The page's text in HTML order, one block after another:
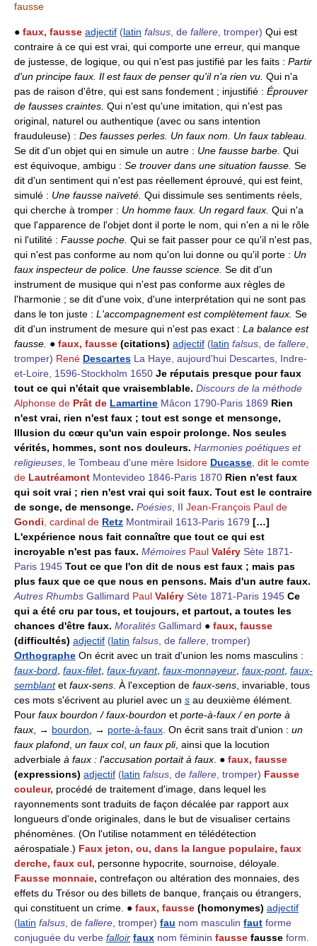
fausse
● faux, fausse adjectif (latin falsus , de fallere , tromper) Qui est
contraire à ce qui est vrai, qui comporte une erreur, qui manque
de justesse, de logique, ou qui n'est pas justifié par les faits : Partir
d'un principe faux. Il est faux de penser qu'il n'a rien vu. Qui n'a
pas de raison d'être, qui est sans fondement ; injustifié : Éprouver
de fausses craintes. Qui n'est qu'une imitation, qui n'est pas
original, naturel ou authentique (avec ou sans intention
frauduleuse) : Des fausses perles. Un faux nom.
Un faux tableau.
Se dit d'un objet qui en simule un autre : Une fausse barbe. Qui
est équivoque, ambigu : Se trouver dans une situation fausse. Se
dit d'un sentiment qui n'est pas réellement éprouvé, qui est feint,
simulé : Une fausse naïveté. Qui dissimule ses sentiments réels,
qui cherche à tromper : Un homme faux. Un regard faux. Qui n'a
que l'apparence de l'objet dont il porte le nom, qui n'en a ni le rôle
ni l'utilité : Fausse poche. Qui se fait passer pour ce qu'il n'est pas,
qui n'est pas conforme au nom qu'on lui donne ou qu'il porte : Un
faux inspecteur de police. Une fausse science. Se dit d'un
instrument de musique qui n'est pas conforme aux règles de
l'harmonie ; se dit d'une voix, d'une interprétation qui ne sont pas
dans le ton juste : L'accompagnement est complètement faux. Se
dit d'un instrument de mesure qui n'est pas exact : La balance est
fausse. ● faux, fausse (citations) adjectif (latin falsus , de fallere
tromper) René Descartes La Haye, aujourd'hui Descartes, Indre-
et-Loire, 1596-Stockholm 1650 Je réputais presque pour faux
tout ce qui n'était que vraisemblable. Discours de la méthode
Alphonse de Prât de Lamartine Mâcon 1790-Paris 1869 Rien
n'est vrai, rien n'est faux ; tout est songe et mensonge,
Illusion du cœur qu'un vain espoir prolonge. Nos seules
vérités, hommes, sont nos douleurs. Harmonies poétiques et
religieuses , le Tombeau d'une mère Isidore Ducasse , dit le comte
de Lautréamont Montevideo 1846-Paris 1870 Rien n'est faux
qui soit vrai ; rien n'est vrai qui soit faux. Tout est le contraire
de songe, de mensonge. Poésies , II Jean-François Paul de
Gondi , cardinal de Retz Montmirail 1613-Paris 1679 […]
L'expérience nous fait connaître que tout ce qui est
incroyable n'est pas faux. Mémoires Paul Valéry Sète 1871-
Paris 1945 Tout ce que l'on dit de nous est faux ; mais pas
plus faux que ce que nous en pensons. Mais d'un autre faux.
Autres Rhumbs Gallimard Paul Valéry Sète 1871-Paris 1945 Ce
qui a été cru par tous, et toujours, et partout, a toutes les
chances d'être faux. Moralités Gallimard ● faux, fausse
(difficultés) adjectif (latin falsus , de fallere , tromper)
Orthographe On écrit avec un trait d'union les noms masculins :
faux-bord faux-filet, faux-fuyant, faux-monnayeur faux-pont, faux-
semblantet faux-sens . À l'exception de faux-sens , invariable, tous
ces mots s'écrivent au pluriel avec un s au deuxième élément.
Pour faux bourdon / faux-bourdon et porte-à-faux / en porte à
faux , → bourdon , → porte-à-faux . On écrit sans trait d'union : un
faux plafond un faux col, un faux pli, ainsi que la locution
adverbiale à faux : l'accusation portait à faux . ● faux, fausse
(expressions) adjectif (latin falsus , de fallere , tromper) Fausse
couleur, procédé de traitement d'image, dans lequel les
rayonnements sont traduits de façon décalée par rapport aux
longueurs d'onde originales, dans le but de visualiser certains
phénomènes. (On l'utilise notamment en télédétection
aérospatiale.) Faux jeton, ou, dans la langue populaire, faux
derche, faux cul, personne hypocrite, sournoise, déloyale.
Fausse monnaie, contrefaçon ou altération des monnaies, des
effets du Trésor ou des billets de banque, français ou étrangers,
qui constituent un crime. ● faux, fausse (homonymes) adjectif
(latin falsus , de fallere , tromper) fau nom masculin faut forme
conjuguée du verbe falloir faux nom féminin fausse fausse form.